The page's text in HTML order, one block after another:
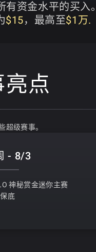
有资金水平的买入。
$15，最高至$1万.
点
超级赛事。
- 8/3
神秘赏金迷你主赛
保底